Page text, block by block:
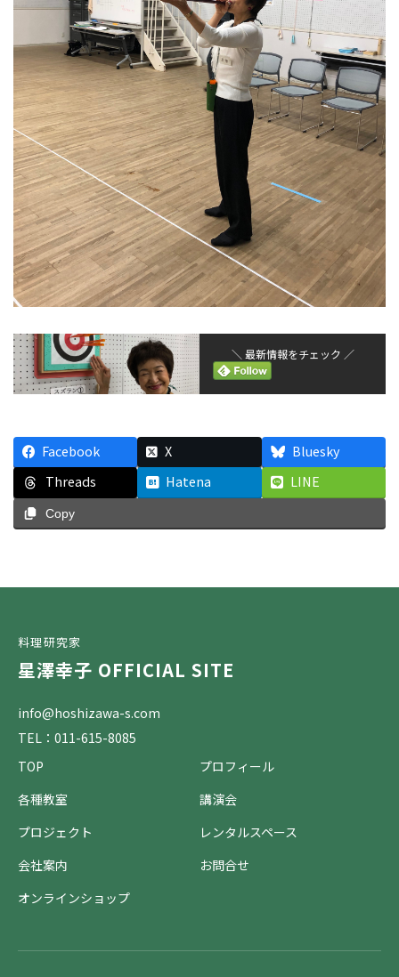
＼ 最新情報をチェック ／
Facebook X
Bluesky
Threads
Hatena LINE
Copy
料理研究家
星澤幸子 OFFICIAL SITE
info@hoshizawa-s.com
TEL：011-615-8085
TOP
プロフィール
各種教室
講演会
プロジェクト
レンタルスペース
会社案内
お問合せ
オンラインショップ